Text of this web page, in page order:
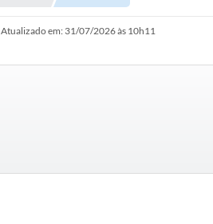
Atualizado em: 31/07/2026 às 10h11